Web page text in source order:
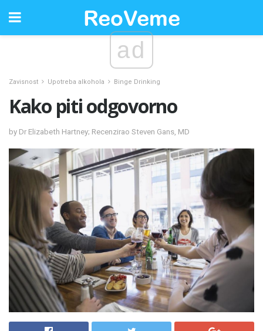
ad
Zavisnost Upotreba alkohola Binge Drinking
Kako piti odgovorno
by Dr Elizabeth Hartney; Recenzirao Steven Gans, MD